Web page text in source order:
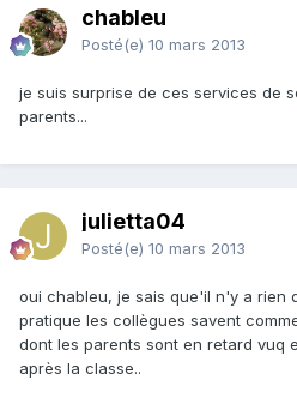
chableu
Posté(e) 10 mars 2013
je suis surprise de ces services de
parents...
julietta04
Posté(e) 10 mars 2013
oui chableu, je sais que'il n'y a rien
pratique les collègues savent
dont les parents sont en retard vuq
après la classe..